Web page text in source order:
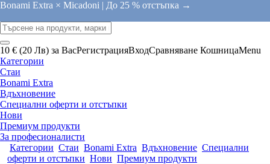
Bonami Extra × Micadoni | До 25 % отстъпка →
10 € (20 Лв) за ВасРегистрацияВходСравняване КошницаMenu
Категории
Стаи
Bonami Extra
Вдъхновение
Специални оферти и отстъпки
Нови
Премиум продукти
За професионалисти
Категории Стаи Bonami Extra Вдъхновение Специални
оферти и отстъпки Нови Премиум продукти